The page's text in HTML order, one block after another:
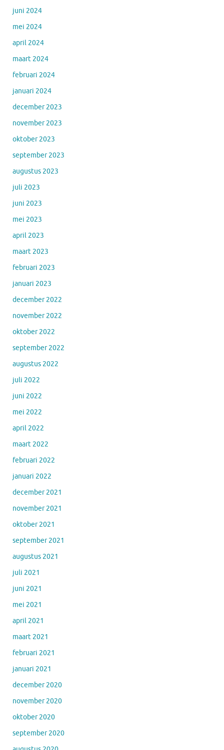
juni 2024
mei 2024
april 2024
maart 2024
februari 2024
januari 2024
december 2023
november 2023
oktober 2023
september 2023
augustus 2023
juli 2023
juni 2023
mei 2023
april 2023
maart 2023
februari 2023
januari 2023
december 2022
november 2022
oktober 2022
september 2022
augustus 2022
juli 2022
juni 2022
mei 2022
april 2022
maart 2022
februari 2022
januari 2022
december 2021
november 2021
oktober 2021
september 2021
augustus 2021
juli 2021
juni 2021
mei 2021
april 2021
maart 2021
februari 2021
januari 2021
december 2020
november 2020
oktober 2020
september 2020